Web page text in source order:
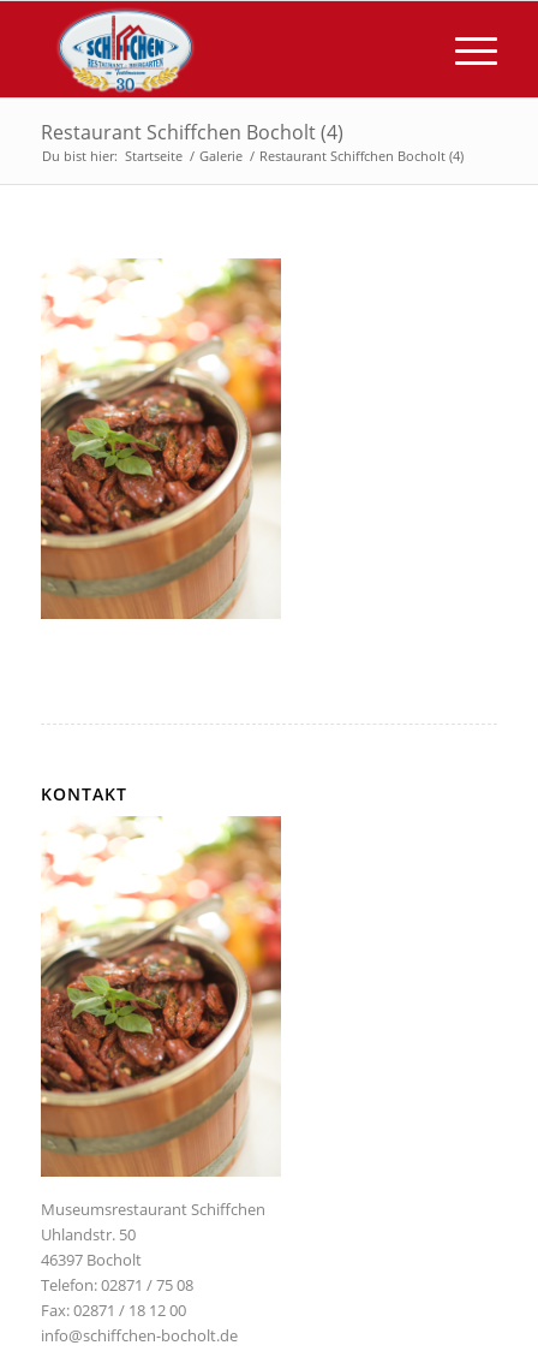
Restaurant Schiffchen Bocholt (4)
Du bist hier: Startseite / Galerie / Restaurant Schiffchen Bocholt (4)
KONTAKT
Museumsrestaurant Schiffchen
Uhlandstr. 50
46397 Bocholt
Telefon: 02871 / 75 08
Fax: 02871 / 18 12 00
info@schiffchen-bocholt.de